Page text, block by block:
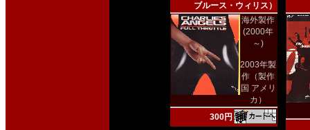
ブルース・ウィリス）
海外製作
(2000年
～)
2003年製
作（製作
国 アメリ
カ）
300円